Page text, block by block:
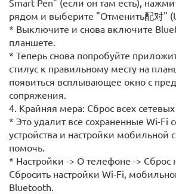
Smart Pen" (если он там есть),
рядом и выберите "Отменить配对"
* Выключите и снова включите
планшете.
* Теперь снова попробуйте
стилус к правильному месту на
появиться всплывающее окно с
сопряжения.
4. Крайняя мера: Сброс всех сетевых
* Это удалит все сохраненные Wi-Fi
устройства и настройки мобильной
помочь.
* Настройки -> О телефоне -> Сброс
Сбросить настройки Wi-Fi,
Bluetooth.